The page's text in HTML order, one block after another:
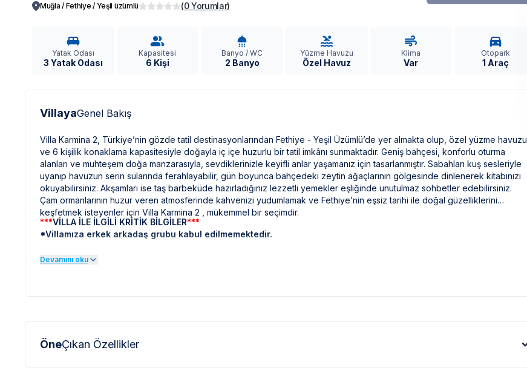
Muğla / Fethiye / Yeşil üzümlü (0 Yorumlar)
Yatak Odası
3 Yatak Odası
Kapasitesi
6 Kişi
Banyo / WC
2 Banyo
Yüzme Havuzu
Özel Havuz
Klima
Var
Otopark
1 Araç
VillayaGenel Bakış
Villa Karmina 2, Türkiye’nin gözde tatil destinasyonlarından Fethiye - Yeşil Üzümlü’de yer almakta olup, özel yüzme havuzu
ve 6 kişilik konaklama kapasitesiyle doğayla iç içe huzurlu bir tatil imkânı sunmaktadır. Geniş bahçesi, konforlu oturma
alanları ve muhteşem doğa manzarasıyla, sevdiklerinizle keyifli anlar yaşamanız için tasarlanmıştır. Sabahları kuş sesleriyle
uyanıp havuzun serin sularında ferahlayabilir, gün boyunca bahçedeki zeytin ağaçlarının gölgesinde dinlenerek kitabınızı
okuyabilirsiniz. Akşamları ise taş barbeküde hazırladığınız lezzetli yemekler eşliğinde unutulmaz sohbetler edebilirsiniz.
Çam ormanlarının huzur veren atmosferinde kahvenizi yudumlamak ve Fethiye’nin eşsiz tarihi ile doğal güzelliklerini
keşfetmek isteyenler için Villa Karmina 2 , mükemmel bir seçimdir.
***VİLLA İLE İLGİLİ KRİTİK BİLGİLER***
*Villamıza erkek arkadaş grubu kabul edilmemektedir.
*Kalan ödemeler havale olarak kabul edilmektedir.
olarak görülebilmektedir.
Devamını oku
ÖneÇıkan Özellikler